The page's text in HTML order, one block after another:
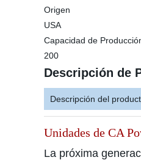
Origen
USA
Capacidad de
200
Descripción de
Descripción del
Unidades de CA
La próxima